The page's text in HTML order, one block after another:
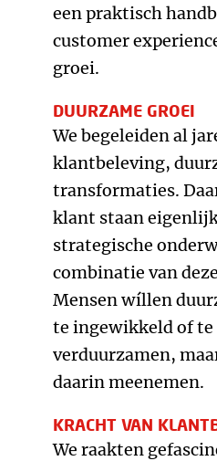
een praktisch
customer
groei.
DUURZAME GROEI
We begeleiden al
klantbeleving,
transformaties.
klant staan
strategische
combinatie van
Mensen wíllen
te ingewikkeld of
verduurzamen,
daarin meenemen.
KRACHT VAN
We raakten